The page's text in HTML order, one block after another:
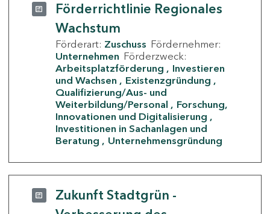
Förderrichtlinie Regionales
Wachstum
Förderart: Zuschuss Fördernehmer:
Unternehmen Förderzweck:
Arbeitsplatzförderung
Investieren
und Wachsen
Existenzgründung
Qualifizierung/Aus- und
Weiterbildung/Personal
Forschung,
Innovationen und Digitalisierung
Investitionen in Sachanlagen und
Beratung
Unternehmensgründung
Zukunft Stadtgrün -